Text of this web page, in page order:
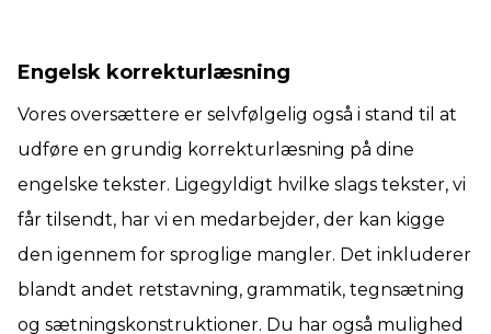
Engelsk korrekturlæsning
Vores oversættere er selvfølgelig også i stand til at
udføre en grundig korrekturlæsning på dine
engelske tekster. Ligegyldigt hvilke slags tekster, vi
får tilsendt, har vi en medarbejder, der kan kigge
den igennem for sproglige mangler. Det inkluderer
blandt andet retstavning, grammatik, tegnsætning
og sætningskonstruktioner. Du har også mulighed